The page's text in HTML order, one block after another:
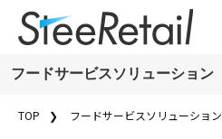
フードサービスソリューション
フードサービスソリューション
TOP フードサービスソリューション